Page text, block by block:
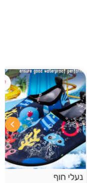
חוף
מאשר/ת